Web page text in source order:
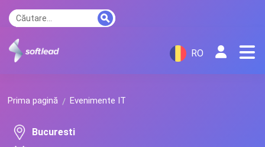
RO
Prima pagină Evenimente IT
Bucuresti